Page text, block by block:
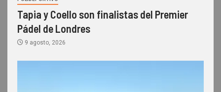
Tapia y Coello son finalistas del Premier
Pádel de Londres
9 agosto, 2026